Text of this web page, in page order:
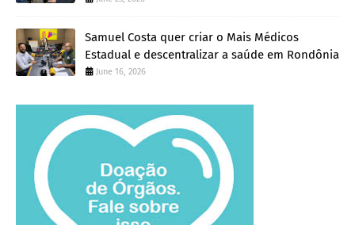
Samuel Costa quer criar o Mais Médicos
Estadual e descentralizar a saúde em Rondônia
June 16, 2026